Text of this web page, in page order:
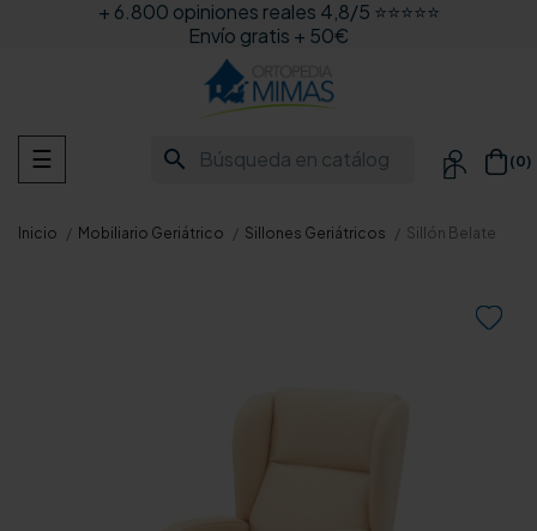
+ 6.800 opiniones reales 4,8/5 ⭐⭐⭐⭐⭐
Envío gratis + 50€
search  (0)
Navegación
de
☰
Inicio Mobiliario Geriátrico Sillones Geriátricos Sillón Belate
